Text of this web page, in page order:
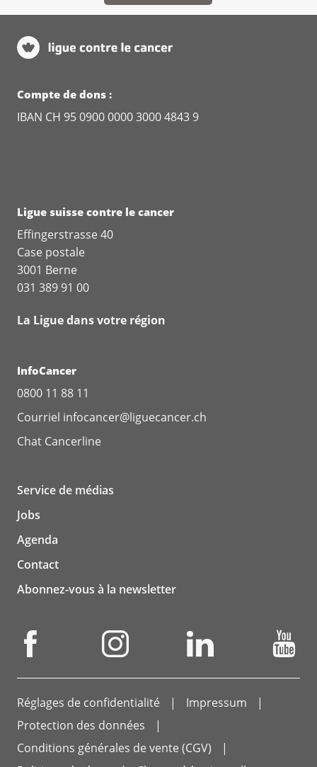
Compte de dons :
IBAN CH 95 0900 0000 3000 4843 9
Ligue suisse contre le cancer
Effingerstrasse 40
Case postale
3001 Berne
031 389 91 00
La Ligue dans votre région
InfoCancer
0800 11 88 11
Courriel infocancer@liguecancer.ch
Chat Cancerline
Service de médias
Jobs
Agenda
Contact
Abonnez-vous à la newsletter
Réglages de confidentialité
Impressum
Protection des données
Conditions générales de vente (CGV)